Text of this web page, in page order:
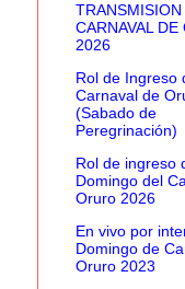
TRANSMISION
CARNAVAL DE
2026
Rol de Ingreso
Carnaval de
(Sabado de
Peregrinación)
Rol de ingreso
Domingo del
Oruro 2026
En vivo por
Domingo de
Oruro 2023